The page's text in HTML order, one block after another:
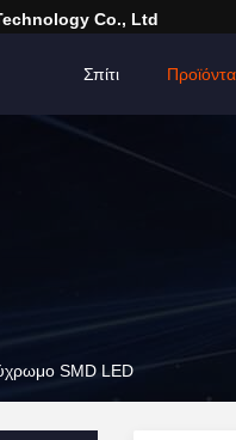
Co., Ltd
Σπίτι Προϊόντα
SMD LED